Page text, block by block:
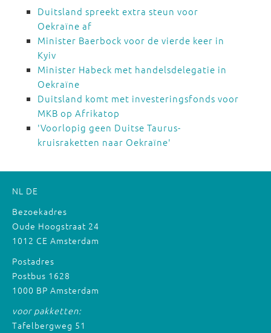
Duitsland spreekt extra steun voor
Oekraïne af
Minister Baerbock voor de vierde keer in
Kyiv
Minister Habeck met handelsdelegatie in
Oekraïne
Duitsland komt met investeringsfonds voor
MKB op Afrikatop
'Voorlopig geen Duitse Taurus-
kruisraketten naar Oekraïne'
NL DE
Bezoekadres
Oude Hoogstraat 24
1012 CE Amsterdam
Postadres
Postbus 1628
1000 BP Amsterdam
voor pakketten:
Tafelbergweg 51